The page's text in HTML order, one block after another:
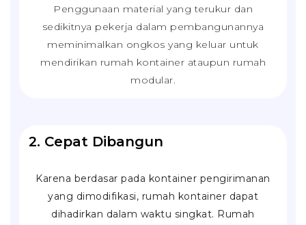
Penggunaan material yang terukur dan
sedikitnya pekerja dalam pembangunannya
meminimalkan ongkos yang keluar untuk
mendirikan rumah kontainer ataupun rumah
modular.
2. Cepat Dibangun
Karena berdasar pada kontainer pengirimanan
yang dimodifikasi, rumah kontainer dapat
dihadirkan dalam waktu singkat. Rumah